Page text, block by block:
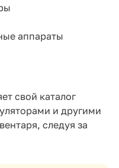
аппараты
свой каталог
и другими
следуя за